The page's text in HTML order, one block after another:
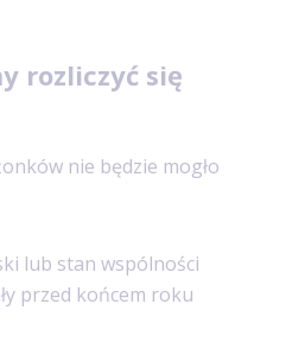
rozliczyć się
nie będzie mogło
lub stan wspólności
przed końcem roku